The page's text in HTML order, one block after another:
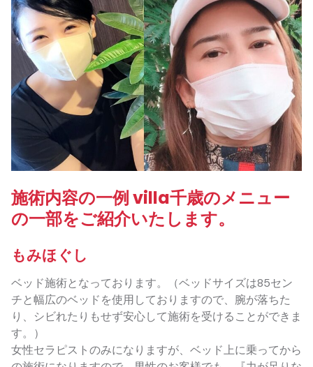
施術内容の一例 villa千歳のメニュー
の一部をご紹介いたします。
もみほぐし
ベッド施術となっております。（ベッドサイズは85セン
チと幅広のベッドを使用しておりますので、腕が落ちた
り、シビれたりもせず安心して施術を受けることができま
す。）
女性セラピストのみになりますが、ベッド上に乗ってから